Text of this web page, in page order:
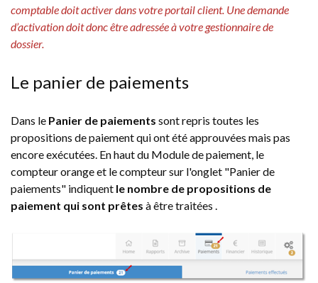
comptable doit activer dans votre portail client. Une demande
d’activation doit donc être adressée à votre gestionnaire de
dossier.
Le panier de paiements
Dans le Panier de paiements sont repris toutes les
propositions de paiement qui ont été approuvées mais pas
encore exécutées. En haut du Module de paiement, le
compteur orange et le compteur sur l'onglet "Panier de
paiements" indiquent le nombre de propositions de
paiement qui sont prêtes à être traitées .